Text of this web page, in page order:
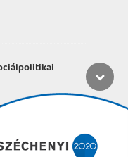
u. 64-66.
6371